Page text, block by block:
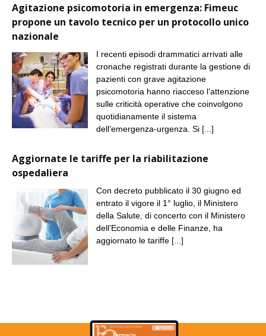
Agitazione psicomotoria in emergenza: Fimeuc
propone un tavolo tecnico per un protocollo unico
nazionale
I recenti episodi drammatici arrivati alle
cronache registrati durante la gestione di
pazienti con grave agitazione
psicomotoria hanno riacceso l’attenzione
sulle criticità operative che coinvolgono
quotidianamente il sistema
dell’emergenza-urgenza. Si [...]
Aggiornate le tariffe per la riabilitazione
ospedaliera
Con decreto pubblicato il 30 giugno ed
entrato il vigore il 1° luglio, il Ministero
della Salute, di concerto con il Ministero
dell’Economia e delle Finanze, ha
aggiornato le tariffe [...]